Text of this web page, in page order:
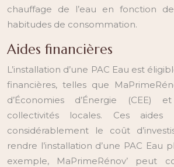
chauffage de l’eau en fonction
habitudes de consommation.
Aides financières
L’installation d’une PAC Eau est
financières, telles que
d’Économies d’Énergie (CEE)
collectivités locales. Ces aides
considérablement le coût
rendre l’installation d’une PAC Eau
exemple, MaPrimeRénov’ peut